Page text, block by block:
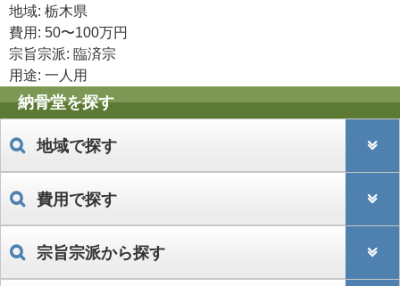
地域: 栃木県
費用: 50〜100万円
宗旨宗派: 臨済宗
用途: 一人用
納骨堂を探す
地域で探す
費用で探す
宗旨宗派から探す